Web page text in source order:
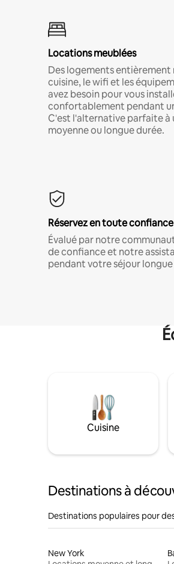
Locations meublées
Des logements entièrement
cuisine, le wifi et les
avez besoin pour vous
confortablement pendant
C'est l'alternative parfaite à
moyenne ou longue durée.
Réservez en toute confiance
Évalué par notre
de confiance et notre
pendant votre séjour
Cuisine
Destinations à
Destinations populaires pour
New York